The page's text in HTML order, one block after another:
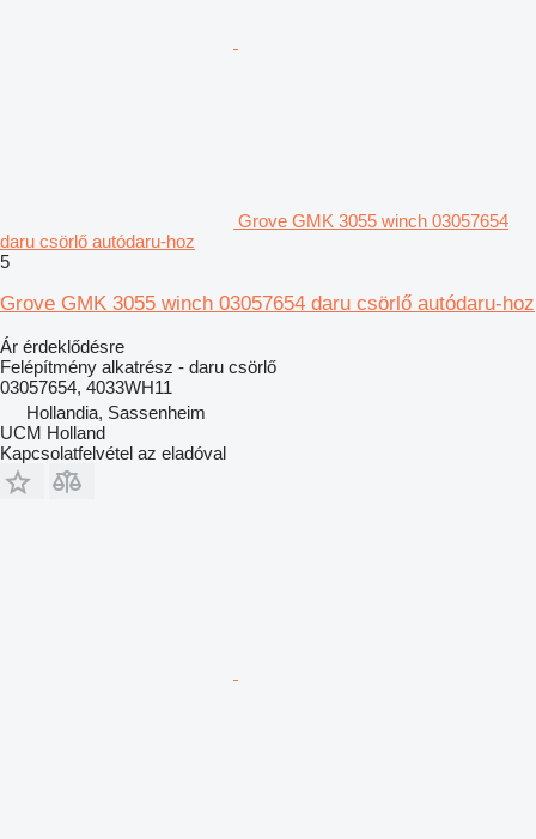
Grove GMK 3055 winch 03057654
daru csörlő autódaru-hoz
5
Grove GMK 3055 winch 03057654 daru csörlő autódaru-hoz
Ár érdeklődésre
Felépítmény alkatrész - daru csörlő
03057654, 4033WH11
Hollandia, Sassenheim
UCM Holland
Kapcsolatfelvétel az eladóval